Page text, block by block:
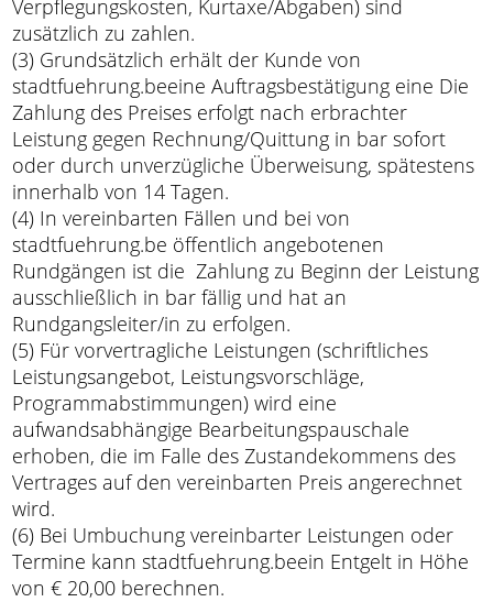
Verpflegungskosten, Kurtaxe/Abgaben) sind
zusätzlich zu zahlen.
(3) Grundsätzlich erhält der Kunde von
stadtfuehrung.beeine Auftragsbestätigung eine Die
Zahlung des Preises erfolgt nach erbrachter
Leistung gegen Rechnung/Quittung in bar sofort
oder durch unverzügliche Überweisung, spätestens
innerhalb von 14 Tagen.
(4) In vereinbarten Fällen und bei von
stadtfuehrung.be öffentlich angebotenen
Rundgängen ist die Zahlung zu Beginn der Leistung
ausschließlich in bar fällig und hat an
Rundgangsleiter/in zu erfolgen.
(5) Für vorvertragliche Leistungen (schriftliches
Leistungsangebot, Leistungsvorschläge,
Programmabstimmungen) wird eine
aufwandsabhängige Bearbeitungspauschale
erhoben, die im Falle des Zustandekommens des
Vertrages auf den vereinbarten Preis angerechnet
wird.
(6) Bei Umbuchung vereinbarter Leistungen oder
Termine kann stadtfuehrung.beein Entgelt in Höhe
von € 20,00 berechnen.